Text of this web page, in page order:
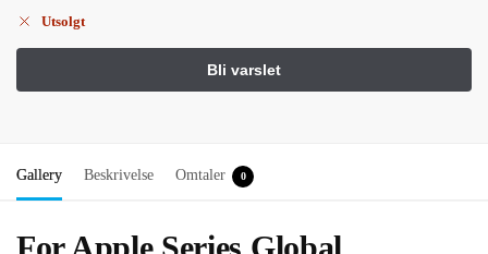
Utsolgt
Gallery Beskrivelse Omtaler 0